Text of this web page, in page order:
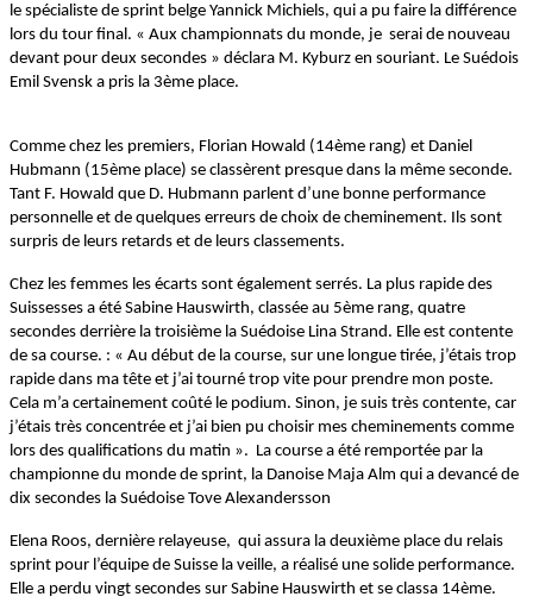
le spécialiste de sprint belge Yannick Michiels, qui a pu faire la différence
lors du tour final. « Aux championnats du monde, je serai de nouveau
devant pour deux secondes » déclara M. Kyburz en souriant. Le Suédois
Emil Svensk a pris la 3ème place.
Comme chez les premiers, Florian Howald (14ème rang) et Daniel
Hubmann (15ème place) se classèrent presque dans la même seconde.
Tant F. Howald que D. Hubmann parlent d’une bonne performance
personnelle et de quelques erreurs de choix de cheminement. Ils sont
surpris de leurs retards et de leurs classements.
Chez les femmes les écarts sont également serrés. La plus rapide des
Suissesses a été Sabine Hauswirth, classée au 5ème rang, quatre
secondes derrière la troisième la Suédoise Lina Strand. Elle est contente
de sa course. : « Au début de la course, sur une longue tirée, j’étais trop
rapide dans ma tête et j’ai tourné trop vite pour prendre mon poste.
Cela m’a certainement coûté le podium. Sinon, je suis très contente, car
j’étais très concentrée et j’ai bien pu choisir mes cheminements comme
lors des qualifications du matin ». La course a été remportée par la
championne du monde de sprint, la Danoise Maja Alm qui a devancé de
dix secondes la Suédoise Tove Alexandersson
Elena Roos, dernière relayeuse, qui assura la deuxième place du relais
sprint pour l’équipe de Suisse la veille, a réalisé une solide performance.
Elle a perdu vingt secondes sur Sabine Hauswirth et se classa 14ème.